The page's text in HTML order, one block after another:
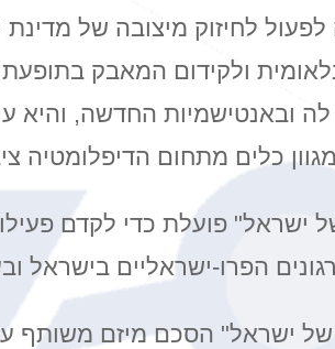
לחיזוק מיצובה של
ולקידום המאבק
לה ובאנטישמיות החדשה, והיא
כלים מתחום הדיפלומטיה
ישראל" פועלת כדי לקדם
הפרו-ישראליים בישראל
של ישראל" הסכם מיזם